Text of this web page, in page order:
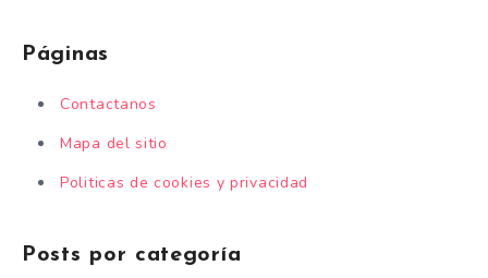
Páginas
Contactanos
Mapa del sitio
Politicas de cookies y privacidad
Posts por categoría